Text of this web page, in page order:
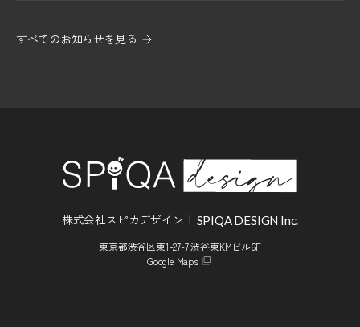
すべてのお知らせを見る
株式会社スピカデザイン SPIQA DESIGN Inc.
東京都渋谷区東1-27-7 渋谷東KMビル6F
Google Maps